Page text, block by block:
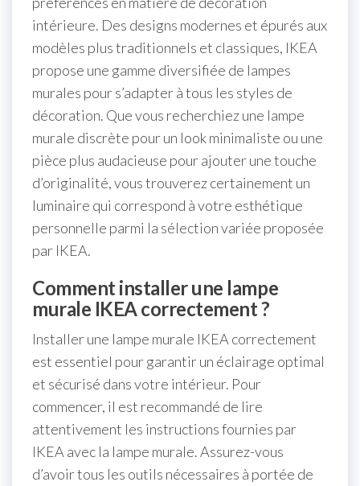
intérieure. Des designs modernes et épurés aux
modèles plus traditionnels et classiques, IKEA
propose une gamme diversifiée de lampes
murales pour s’adapter à tous les styles de
décoration. Que vous recherchiez une lampe
murale discrète pour un look minimaliste ou une
pièce plus audacieuse pour ajouter une touche
d’originalité, vous trouverez certainement un
luminaire qui correspond à votre esthétique
personnelle parmi la sélection variée proposée
par IKEA.
Comment installer une lampe
murale IKEA correctement ?
Installer une lampe murale IKEA correctement
est essentiel pour garantir un éclairage optimal
et sécurisé dans votre intérieur. Pour
commencer, il est recommandé de lire
attentivement les instructions fournies par
IKEA avec la lampe murale. Assurez-vous
d’avoir tous les outils nécessaires à portée de